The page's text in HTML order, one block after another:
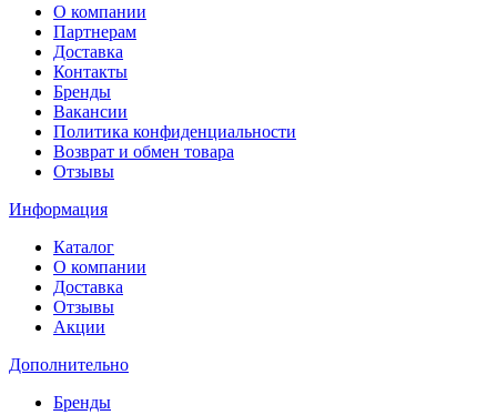
О компании
Партнерам
Доставка
Контакты
Бренды
Вакансии
Политика конфиденциальности
Возврат и обмен товара
Отзывы
Информация
Каталог
О компании
Доставка
Отзывы
Акции
Дополнительно
Бренды